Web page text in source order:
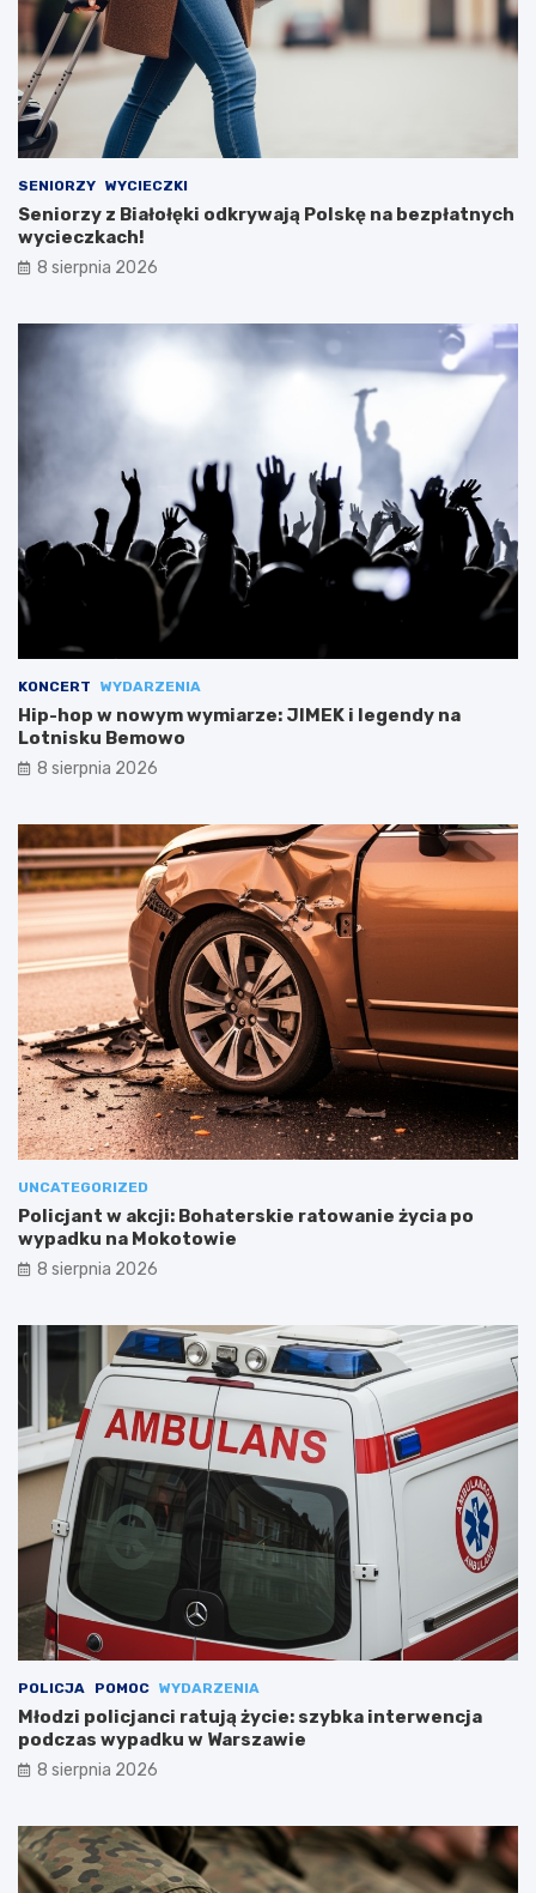
SENIORZY WYCIECZKI
Seniorzy z Białołęki odkrywają Polskę na bezpłatnych
wycieczkach!
8 sierpnia 2026
KONCERT WYDARZENIA
Hip-hop w nowym wymiarze: JIMEK i legendy na
Lotnisku Bemowo
8 sierpnia 2026
UNCATEGORIZED
Policjant w akcji: Bohaterskie ratowanie życia po
wypadku na Mokotowie
8 sierpnia 2026
POLICJA POMOC WYDARZENIA
Młodzi policjanci ratują życie: szybka interwencja
podczas wypadku w Warszawie
8 sierpnia 2026